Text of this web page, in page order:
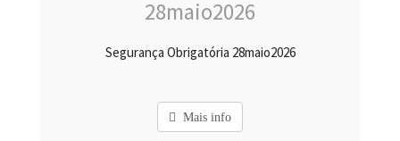
Segurança Obrigatória 28maio2026
Mais info